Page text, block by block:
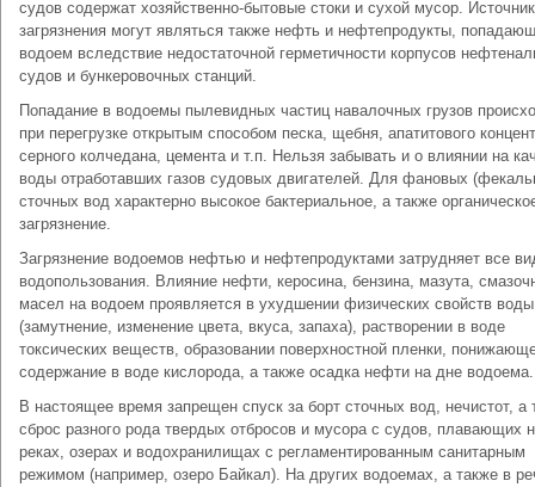
судов содержат хозяйственно-бытовые стоки и сухой мусор.
загрязнения могут являться также нефть и нефтепродукты,
водоем вследствие недостаточной герметичности корпусов
судов и бункеровочных станций.
Попадание в водоемы пылевидных частиц навалочных грузов
при перегрузке открытым способом песка, щебня, апатитового
серного колчедана, цемента и т.п. Нельзя забывать и о влиянии на
воды отработавших газов судовых двигателей. Для фановых
сточных вод характерно высокое бактериальное, а также
загрязнение.
Загрязнение водоемов нефтью и нефтепродуктами затрудняет все
водопользования. Влияние нефти, керосина, бензина, мазута,
масел на водоем проявляется в ухудшении физических свойств воды
(замутнение, изменение цвета, вкуса, запаха), растворении в воде
токсических веществ, образовании поверхностной пленки,
содержание в воде кислорода, а также осадка нефти на дне водоема.
В настоящее время запрещен спуск за борт сточных вод, нечистот, а
сброс разного рода твердых отбросов и мусора с судов, плавающих
реках, озерах и водохранилищах с регламентированным санитарным
режимом (например, озеро Байкал). На других водоемах, а также в